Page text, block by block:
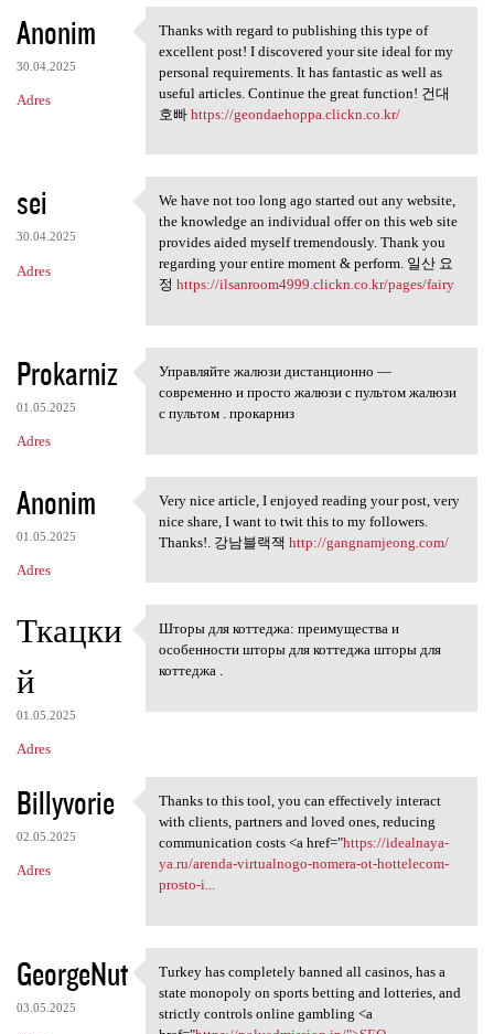
Anonim
30.04.2025
Adres
Thanks with regard to
Thanks with regard to publishing this type of
excellent post! I discovered your site ideal for my
personal requirements. It has fantastic as well as
useful articles. Continue the great function! 건대
호빠 https://geondaehoppa.clickn.co.kr/
sei
30.04.2025
Adres
We have not too long ago
We have not too long ago started out any website,
the knowledge an individual offer on this web site
provides aided myself tremendously. Thank you
regarding your entire moment & perform. 일산 요
정 https://ilsanroom4999.clickn.co.kr/pages/fairy
Prokarniz
01.05.2025
Adres
Управляйте жалюзи
Управляйте жалюзи дистанционно —
современно и просто жалюзи с пультом жалюзи
с пультом . прокарниз
Anonim
01.05.2025
Adres
Very nice article, I enjoyed
Very nice article, I enjoyed reading your post, very
nice share, I want to twit this to my followers.
Thanks!. 강남블랙잭 http://gangnamjeong.com/
Ткацки
й
01.05.2025
Adres
Шторы для коттеджа:
Шторы для коттеджа: преимущества и
особенности шторы для коттеджа шторы для
коттеджа .
Billyvorie
02.05.2025
Adres
Thanks to this tool, you can
Thanks to this tool, you can effectively interact
with clients, partners and loved ones, reducing
communication costs <a href="https://idealnaya-
ya.ru/arenda-virtualnogo-nomera-ot-hottelecom-
prosto-i...
GeorgeNut
03.05.2025
Turkey has completely banned
Turkey has completely banned all casinos, has a
state monopoly on sports betting and lotteries, and
strictly controls online gambling <a